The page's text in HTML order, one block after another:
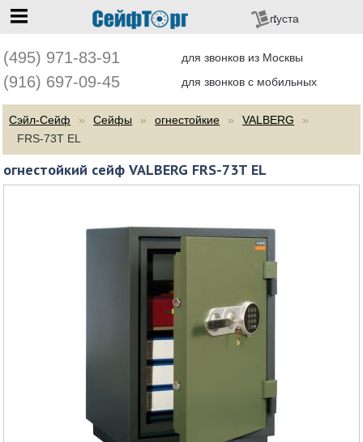
(495) 971-83-91 для звонков из Москвы
(916) 697-09-45 для звонков с мобильных
пуста
Сэйл-Сейф Сейфы огнестойкие
VALBERG
FRS-73T EL
огнестойкий сейф VALBERG FRS-73T EL